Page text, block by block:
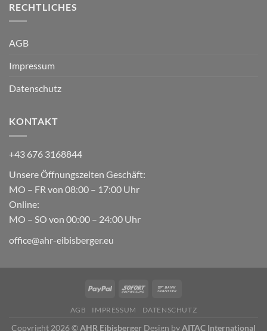
RECHTLICHES
AGB
Impressum
Datenschutz
KONTAKT
+43 676 3168844
Unsere Öffnungszeiten Geschäft:
MO – FR von 08:00 – 17:00 Uhr
Online:
MO – SO von 00:00 – 24:00 Uhr
office@ahr-eibisberger.eu
AGB IMPRESSUM DATENSCHUTZ
Copyright 2026 ©AHR Eibisberger Design byAITAC International